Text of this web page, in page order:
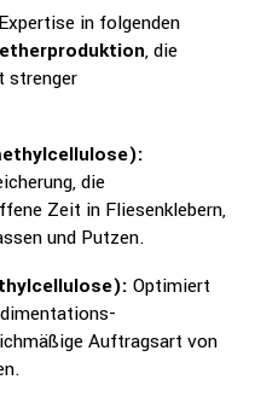
in folgenden
, die
strenger
die
Zeit in Fliesenklebern,
und Putzen.
Optimiert
Auftragsart von